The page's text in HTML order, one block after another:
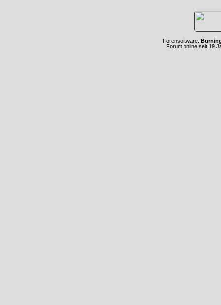
Forensoftware:
Forum online seit 19